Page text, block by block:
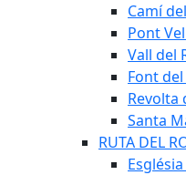
Camí
Pont
Vall del
Font
Revolta
Santa
RUTA DEL